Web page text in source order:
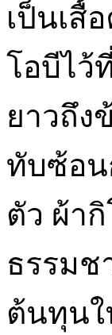
เป็นเสื้
โอบีไว้
ยาวถึง
ทับซ้อน
ตัว ผ้า
ธรรมช
ต้นทุนใ